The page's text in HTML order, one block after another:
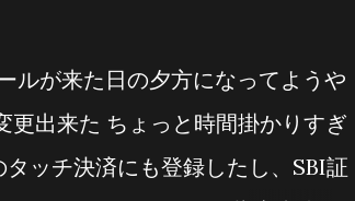
として通常は認識されるように
は予想していなかった まあとに
返事が来た(SMSで) 三井住友銀行
ニュー ->VpassID登録用会員番
ルが来た日の夕方になってようや
更出来た ちょっと時間掛かりすぎ
ッチ決済にも登録したし、SBI証